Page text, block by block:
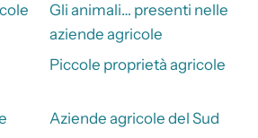
Gli animali… presenti nelle
aziende agricole
Piccole proprietà agricole
Aziende agricole del Sud